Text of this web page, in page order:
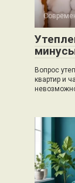
Вопрос
квартир и